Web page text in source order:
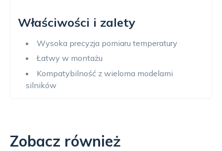
Właściwości i zalety
Wysoka precyzja pomiaru temperatury
Łatwy w montażu
Kompatybilność z wieloma modelami
silników
Zobacz również